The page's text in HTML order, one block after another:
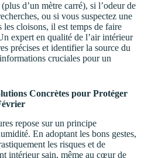
d’un mètre carré), si l’odeur de
ou si vous suspectez une
les cloisons, il est temps de faire
expert en qualité de l’air intérieur
précises et identifier la source du
cruciales pour un
Concrètes pour Protéger
repose sur un principe
En adoptant les bons gestes,
les risques et de
intérieur sain, même au cœur de